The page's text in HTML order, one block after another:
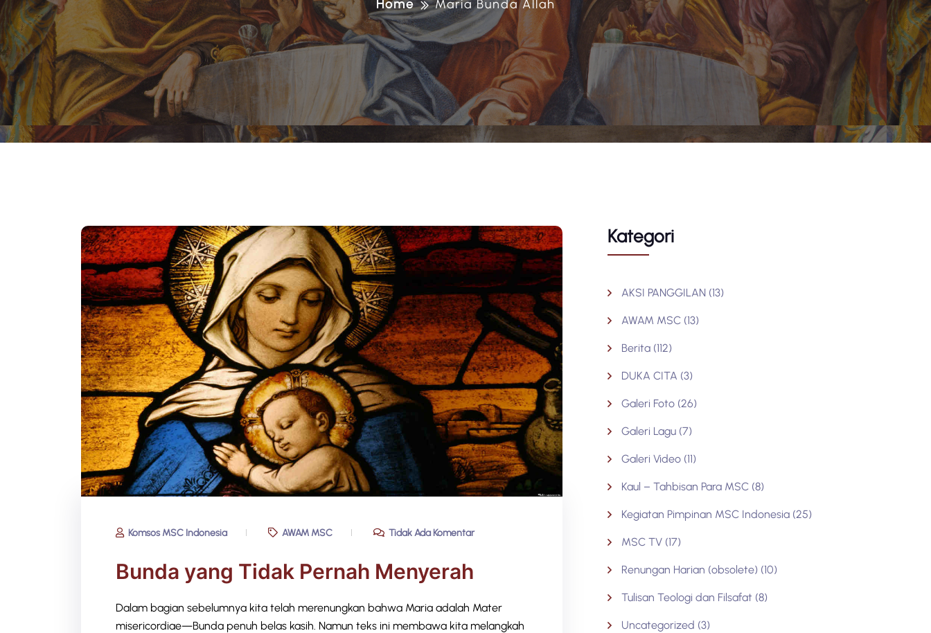
Home Maria Bunda Allah
Komsos MSC Indonesia AWAM MSC Tidak Ada Komentar
Bunda yang Tidak Pernah Menyerah
Dalam bagian sebelumnya kita telah merenungkan bahwa Maria adalah Mater
misericordiae—Bunda penuh belas kasih. Namun teks ini membawa kita melangkah
Kategori
AKSI PANGGILAN (13)
AWAM MSC (13)
Berita (112)
DUKA CITA (3)
Galeri Foto (26)
Galeri Lagu (7)
Galeri Video (11)
Kaul – Tahbisan Para MSC (8)
Kegiatan Pimpinan MSC Indonesia (25)
MSC TV (17)
Renungan Harian (obsolete) (10)
Tulisan Teologi dan Filsafat (8)
Uncategorized (3)